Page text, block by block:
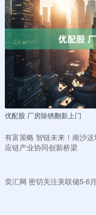
优配股 厂房除锈翻新上门
有富策略 智链未来！南沙
应链产业协同创新桥梁
奕汇网 密切关注美联储5-6